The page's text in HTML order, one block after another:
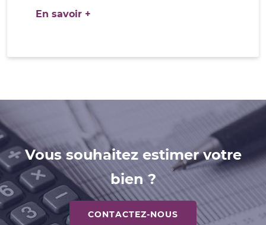
En savoir +
Vous souhaitez estimer votre
bien ?
CONTACTEZ-NOUS